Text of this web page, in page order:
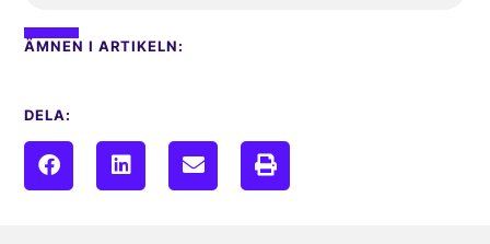
ÄMNEN I ARTIKELN:
DELA: